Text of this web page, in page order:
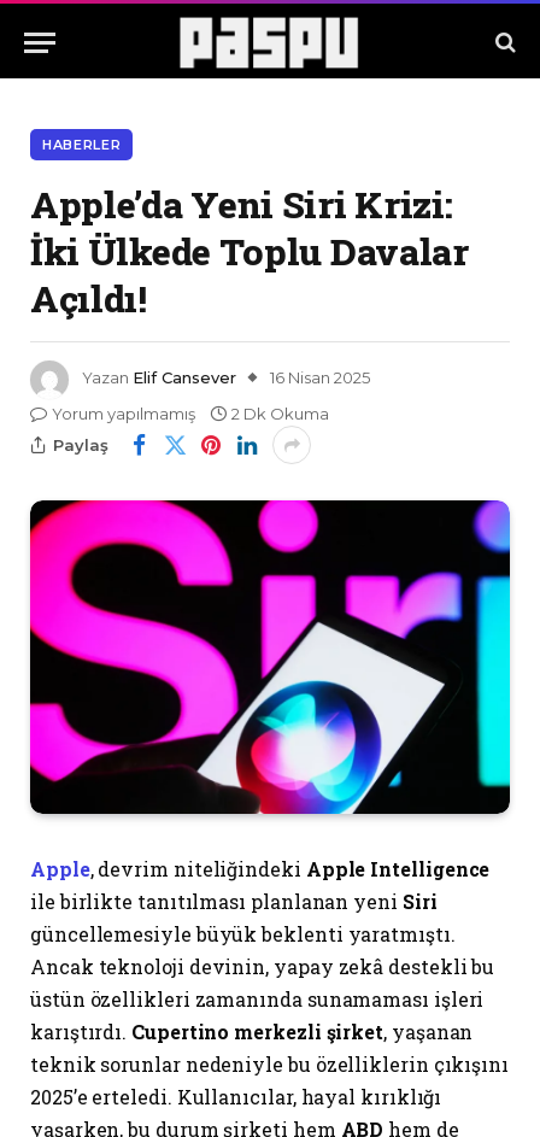
HABERLER
Apple’da Yeni Siri Krizi:
İki Ülkede Toplu Davalar
Açıldı!
Yazan Elif Cansever
16 Nisan 2025
Yorum yapılmamış
2 Dk Okuma
Paylaş
Apple, devrim niteliğindeki Apple Intelligence
ile birlikte tanıtılması planlanan yeni Siri
güncellemesiyle büyük beklenti yaratmıştı.
Ancak teknoloji devinin, yapay zekâ destekli bu
üstün özellikleri zamanında sunamaması işleri
karıştırdı. Cupertino merkezli şirket, yaşanan
teknik sorunlar nedeniyle bu özelliklerin çıkışını
2025’e erteledi. Kullanıcılar, hayal kırıklığı
yaşarken, bu durum şirketi hem ABD hem de